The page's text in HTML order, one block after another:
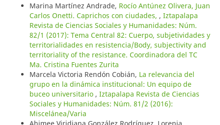
Marina Martínez Andrade, Rocío Antúnez Olivera, Juan
Carlos Onetti. Caprichos con ciudades, , Iztapalapa
Revista de Ciencias Sociales y Humanidades: Núm.
82/1 (2017): Tema Central 82: Cuerpo, subjetividades y
territorialidades en resistencia/Body, subjectivity and
territoriality of the resistance. Coordinadora del TC
Ma. Cristina Fuentes Zurita
Marcela Victoria Rendón Cobián, La relevancia del
grupo en la dinámica institucional: Un equipo de
buceo universitario , Iztapalapa Revista de Ciencias
Sociales y Humanidades: Núm. 81/2 (2016):
Miscelánea/Varia
Ahimee Viridiana González Rodríguez, Lorenia